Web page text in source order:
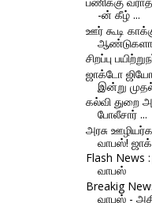
-ன் கீழ் ...
ஊர் கூடி
சிறப்பு
ஜாக்டோ
இன்று
கல்வி துறை
போலீசார் ...
அரசு
வாபஸ்!
Flash News
வாபஸ்
Breakig
வாபஸ் -